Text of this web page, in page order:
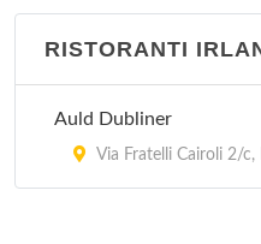
RISTORANTI
Auld Dubliner
Via Fratelli Cairoli 2/c,